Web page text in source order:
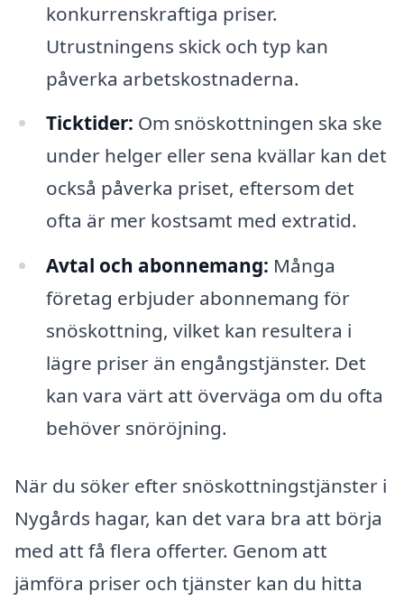
konkurrenskraftiga priser.
Utrustningens skick och typ kan
påverka arbetskostnaderna.
Ticktider: Om snöskottningen ska ske
under helger eller sena kvällar kan det
också påverka priset, eftersom det
ofta är mer kostsamt med extratid.
Avtal och abonnemang: Många
företag erbjuder abonnemang för
snöskottning, vilket kan resultera i
lägre priser än engångstjänster. Det
kan vara värt att överväga om du ofta
behöver snöröjning.
När du söker efter snöskottningstjänster i
Nygårds hagar, kan det vara bra att börja
med att få flera offerter. Genom att
jämföra priser och tjänster kan du hitta